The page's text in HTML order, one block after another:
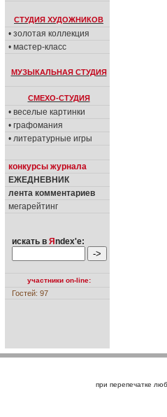
СТУДИЯ ХУДОЖНИКОВ
• золотая коллекция
• мастер-класс
МУЗЫКАЛЬНАЯ СТУДИЯ
СМЕХО-СТУДИЯ
• веселые картинки
• графомания
• литературные игры
конкурсы журнала
ЕЖЕДНЕВНИК
лента комментариев
мегарейтинг
искать в Я ndex'е:
участники on-line:
Гостей: 97
при перепечатке